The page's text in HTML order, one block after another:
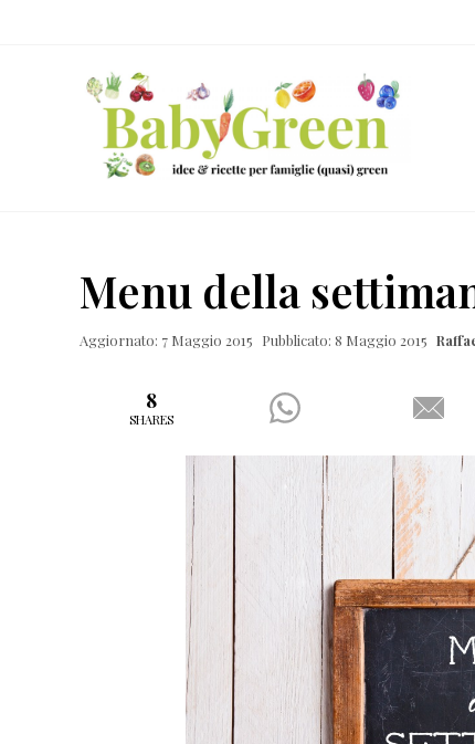
ricette
per
Menu della
Aggiornato: 7 Maggio 2015 Pubblicato: 8 Maggio 2015
8
SHARES